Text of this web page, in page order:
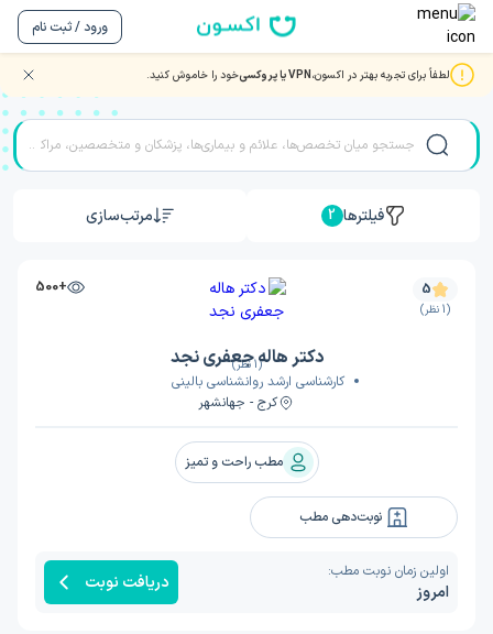
ورود / ثبت نام
لطفاً برای تجربه بهتر در اکسون،VPN یا پروکسی خود را خاموش کنید.
نوبت دهی بهترین دکتر و متخصصان روانشناسی
فیلترها 2 مرتب‌سازی
(1 نظر)
+500 5
(1 نظر)
دکتر هاله جعفری نجد
کارشناسی ارشد روانشناسی بالینی
کرج - جهانشهر
مطب راحت و تمیز
نوبت‌دهی مطب
اولین زمان نوبت مطب:
امروز دریافت نوبت